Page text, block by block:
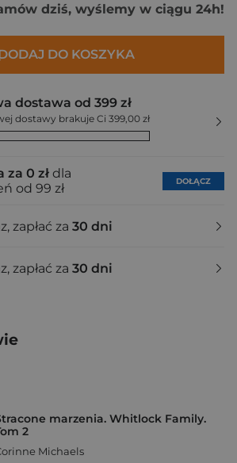
dziś, wyślemy w ciągu 24h!
DO KOSZYKA
dostawa od 399 zł
dostawy brakuje Ci 399,00 zł
za 0 zł dla
od 99 zł
DOŁĄCZ
zapłać za 30 dni
zapłać za 30 dni
marzenia. Whitlock Family.
2
Michaels